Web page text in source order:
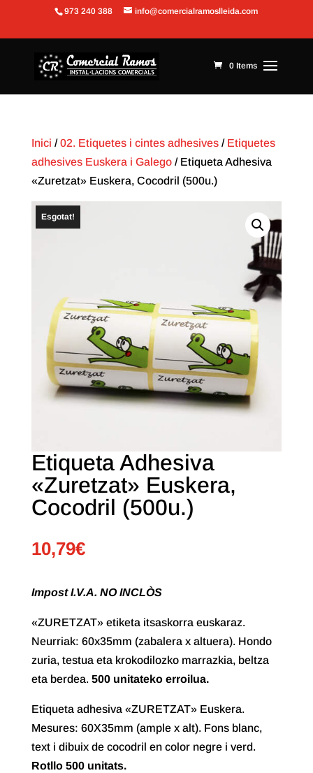
Obre la barra d'eines
973 240 388 info@comercialramoslleida.com
0 Items
Inici /02. Etiquetes i cintes adhesives/ Etiquetes
adhesives Euskera i Galego/ Etiqueta Adhesiva
«Zuretzat» Euskera, Cocodril (500u.)
Esgotat!
Etiqueta Adhesiva
«Zuretzat» Euskera,
Cocodril (500u.)
10,79€
Impost I.V.A. NO INCLÒS
«ZURETZAT» etiketa itsaskorra euskaraz.
Neurriak: 60x35mm (zabalera x altuera). Hondo
zuria, testua eta krokodilozko marrazkia, beltza
eta berdea. 500 unitateko erroilua.
Etiqueta adhesiva «ZURETZAT» Euskera.
Mesures: 60X35mm (ample x alt). Fons blanc,
text i dibuix de cocodril en color negre i verd.
Rotllo 500 unitats.